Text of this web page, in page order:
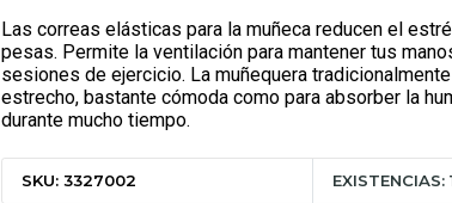
Las correas elásticas para la muñeca reducen el
pesas. Permite la ventilación para mantener tus
sesiones de ejercicio. La muñequera
estrecho, bastante cómoda como para absorber la
durante mucho tiempo.
SKU: 3327002 EXISTENCIAS: